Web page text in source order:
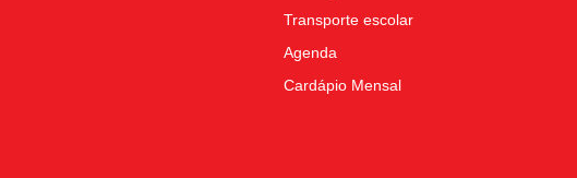
Transporte escolar
Agenda
Cardápio Mensal